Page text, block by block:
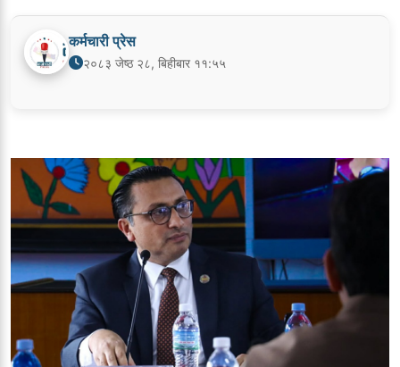
कर्मचारी प्रेस
२०८३ जेष्ठ २८, बिहीबार ११:५५